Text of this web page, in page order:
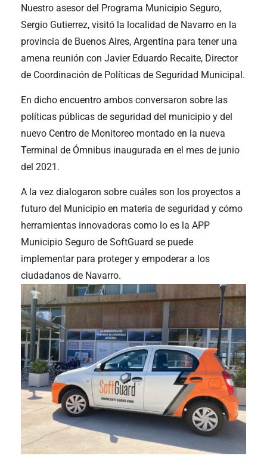
Nuestro asesor del Programa Municipio Seguro,
Sergio Gutierrez, visitó la localidad de Navarro en la
provincia de Buenos Aires, Argentina para tener una
amena reunión con Javier Eduardo Recaite, Director
de Coordinación de Políticas de Seguridad Municipal.
En dicho encuentro ambos conversaron sobre las
políticas públicas de seguridad del municipio y del
nuevo Centro de Monitoreo montado en la nueva
Terminal de Ómnibus inaugurada en el mes de junio
del 2021.
A la vez dialogaron sobre cuáles son los proyectos a
futuro del Municipio en materia de seguridad y cómo
herramientas innovadoras como lo es la APP
Municipio Seguro de SoftGuard se puede
implementar para proteger y empoderar a los
ciudadanos de Navarro.